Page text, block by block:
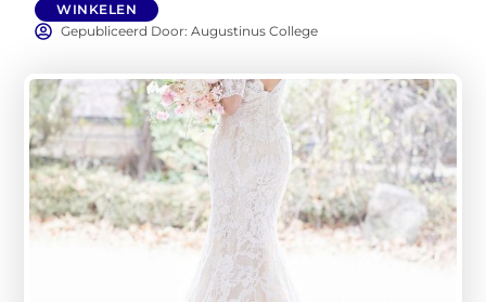
WINKELEN
Gepubliceerd Door: Augustinus College